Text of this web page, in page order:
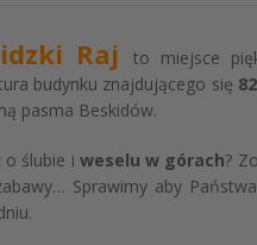
Raj
to miejsce
budynku znajdującego się
pasma Beskidów.
o ślubie i weselu w górach?
Sprawimy aby